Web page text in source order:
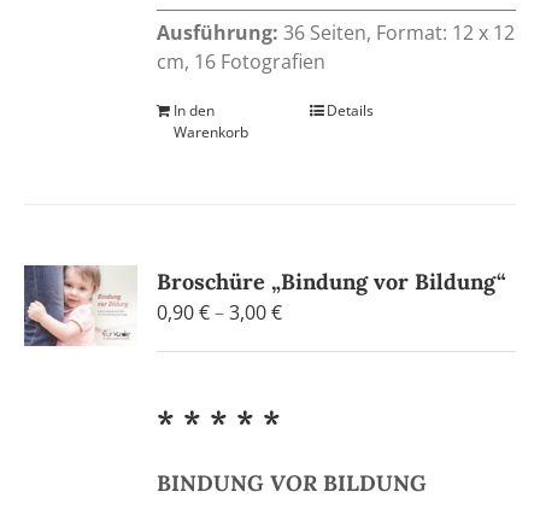
Ausführung: 36 Seiten, Format: 12 x 12
cm, 16 Fotografien
In den
Warenkorb
Details
Broschüre „Bindung vor Bildung“
0,90€–3,00€Preisspanne:
* * * * *
BINDUNGVOR BILDUNG